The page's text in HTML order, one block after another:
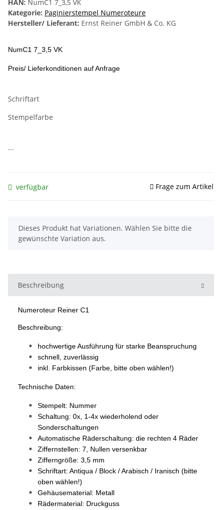
HAN: NumC1 7_3,5 VK
Kategorie: Paginierstempel Numeroteure
Hersteller/ Lieferant: Ernst Reiner GmbH & Co. KG
NumC1 7_3,5 VK
Preis/ Lieferkonditionen auf Anfrage
Schriftart
Stempelfarbe
...
verfügbar Frage zum Artikel
x
Dieses Produkt hat Variationen. Wählen Sie bitte die
gewünschte Variation aus.
Beschreibung
Numeroteur Reiner C1
Beschreibung:
hochwertige Ausführung für starke Beanspruchung
schnell, zuverlässig
inkl. Farbkissen (Farbe, bitte oben wählen!)
Technische Daten:
Stempelt: Nummer
Schaltung: 0x, 1-4x wiederholend oder
Sonderschaltungen
Automatische Räderschaltung: die rechten 4 Räder
Ziffernstellen: 7, Nullen versenkbar
Zifferngröße: 3,5 mm
Schriftart: Antiqua / Block / Arabisch / Iranisch (bitte
oben wählen!)
Gehäusematerial: Metall
Rädermaterial: Druckguss